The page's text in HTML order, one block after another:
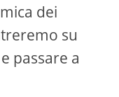
dei
su
passare a